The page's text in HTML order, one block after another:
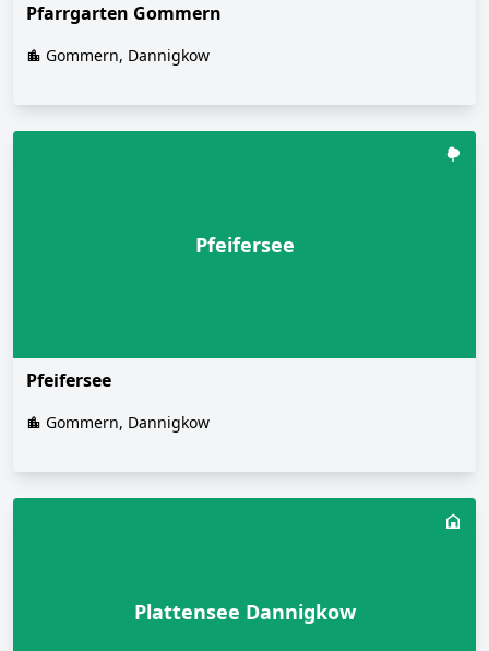
Pfarrgarten Gommern
Gommern, Dannigkow
Pfeifersee
Pfeifersee
Gommern, Dannigkow
Plattensee Dannigkow